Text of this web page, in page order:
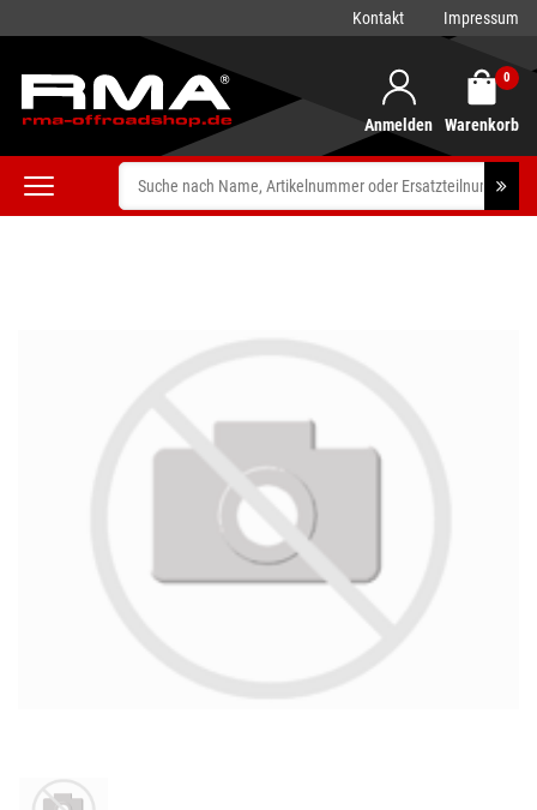
Kontakt Impressum
Anmelden
0
Warenkorb